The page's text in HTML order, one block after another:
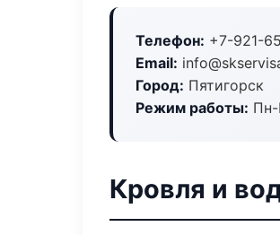
Телефон: +7-921-
Email:
Город: Пятигорск
Режим работы: Пн-
Кровля и